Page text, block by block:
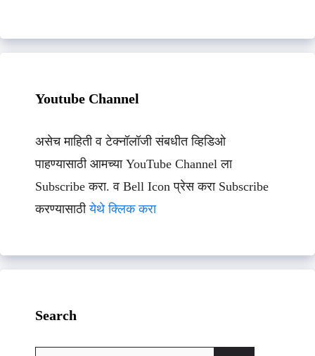
Youtube Channel
असेच माहिती व टेक्नॉलॉजी संबधीत व्हिडिओ
पाहण्यासाठी आमच्या YouTube Channel ला
Subscribe करा. व Bell Icon प्रेस करा Subscribe
करण्यासाठीयेथे क्लिक करा
Search